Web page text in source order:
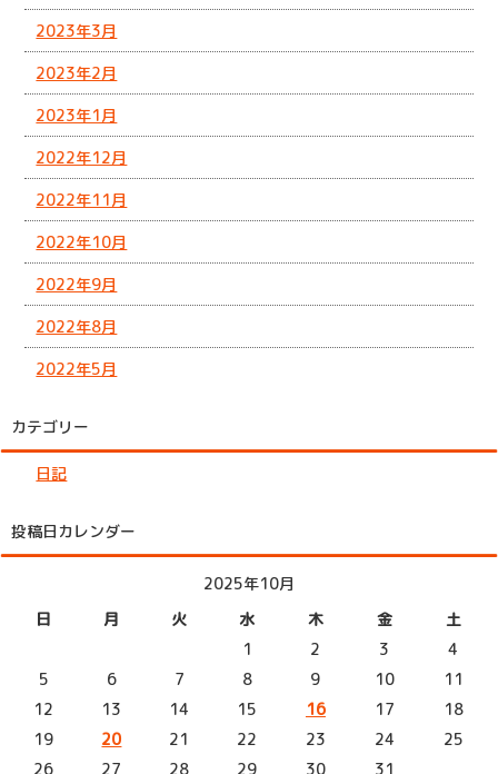
2023年3月
2023年2月
2023年1月
2022年12月
2022年11月
2022年10月
2022年9月
2022年8月
2022年5月
カテゴリー
日記
投稿日カレンダー
2025年10月
日
月 火 水 木 金
土
1
2 3
4
5
6 7 8 9 10
11
12
13 14 15 16 17
18
19
20 21 22 23 24
25
26
27 28 29 30 31